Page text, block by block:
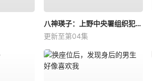
八神瑛子：上野中央署组织犯罪对策课
更新至第04集